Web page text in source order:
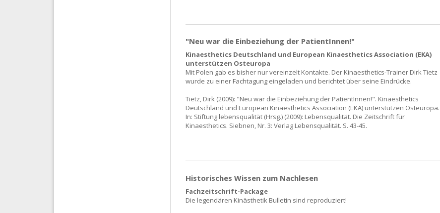
"Neu war die Einbeziehung der PatientInnen!"
Kinaesthetics Deutschland und European Kinaesthetics Association (EKA)
unterstützen Osteuropa
Mit Polen gab es bisher nur vereinzelt Kontakte. Der Kinaesthetics-Trainer Dirk Tietz
wurde zu einer Fachtagung eingeladen und berichtet über seine Eindrücke.
Tietz, Dirk (2009): "Neu war die Einbeziehung der PatientInnen!". Kinaesthetics
Deutschland und European Kinaesthetics Association (EKA) unterstützen Osteuropa.
In: Stiftung lebensqualität (Hrsg.) (2009): Lebensqualität. Die Zeitschrift für
Kinaesthetics. Siebnen, Nr. 3: Verlag Lebensqualität. S. 43-45.
Historisches Wissen zum Nachlesen
Fachzeitschrift-Package
Die legendären Kinästhetik Bulletin sind reproduziert!